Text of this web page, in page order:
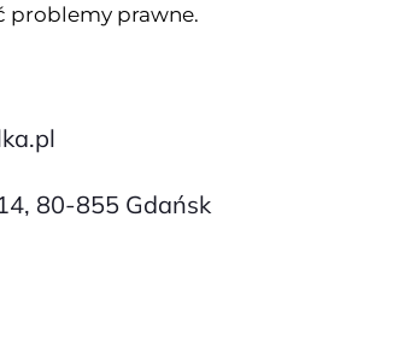
problemy prawne.
80-855 Gdańsk